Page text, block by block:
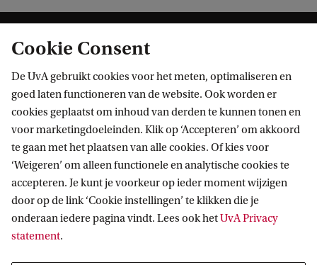
Informatie voor
Bachelorstudiekiezers
Masterstudiekiezers
UvA-studenten
Medewerkers
Journalisten
Alumni
Direct naar
Webmail
Bibliotheek
Vacatures
Contact
Cookie Consent
De UvA gebruikt cookies voor het meten, optimaliseren en
goed laten functioneren van de website. Ook worden er
cookies geplaatst om inhoud van derden te kunnen tonen en
voor marketingdoeleinden. Klik op ‘Accepteren’ om akkoord
te gaan met het plaatsen van alle cookies. Of kies voor
‘Weigeren’ om alleen functionele en analytische cookies te
accepteren. Je kunt je voorkeur op ieder moment wijzigen
door op de link ‘Cookie instellingen’ te klikken die je
onderaan iedere pagina vindt. Lees ook hetUvA Privacy
statement.